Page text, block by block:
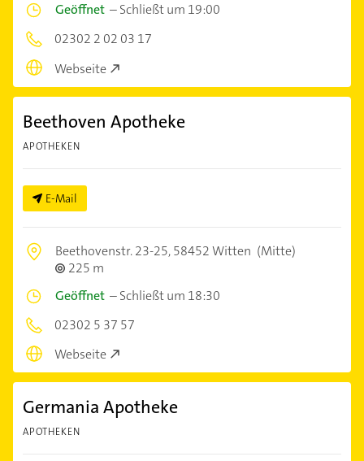
Geöffnet –Schließt um 19:00
02302 2 02 03 17
Webseite
Beethoven Apotheke
APOTHEKEN
E-Mail
Beethovenstr. 23-25,58452 Witten (Mitte)
225 m
Geöffnet –Schließt um 18:30
02302 5 37 57
Webseite
Germania Apotheke
APOTHEKEN